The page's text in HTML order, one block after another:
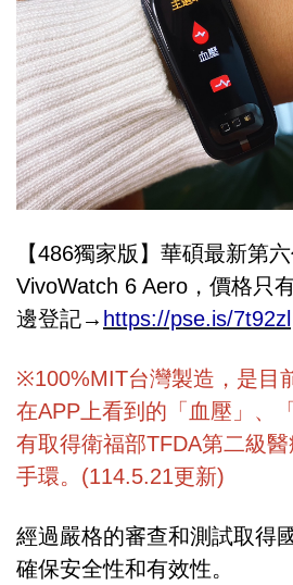
【486獨家版】華碩最新第
VivoWatch 6 Aero，價格只
邊登記→ https://pse.is/7t92zl
※100%MIT台灣製造，是目
在APP上看到的「血壓」、
有取得衛福部TFDA第二級
手環。(114.5.21更新)
經過嚴格的審查和測試取得
確保安全性和有效性。